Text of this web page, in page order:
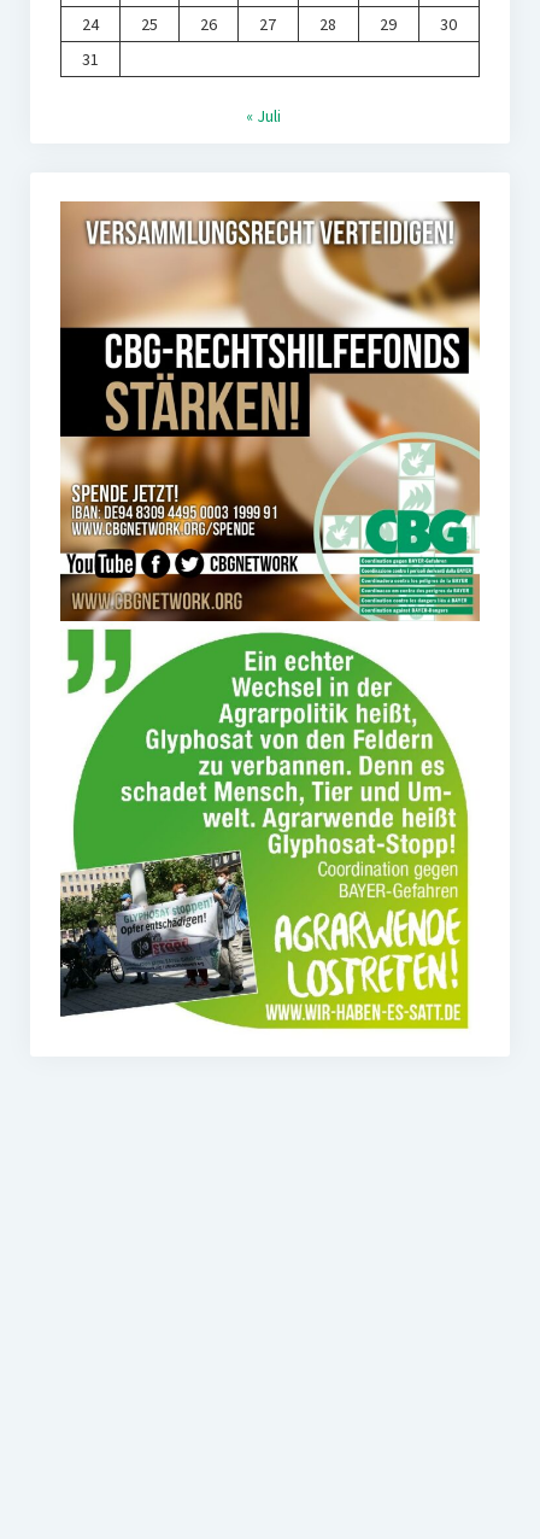
24 25 26 27 28 29
30
31
« Juli